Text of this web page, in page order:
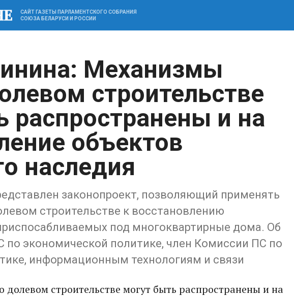
САЙТ ГАЗЕТЫ ПАРЛАМЕНТСКОГО СОБРАНИЯ
СОЮЗА БЕЛАРУСИ И РОССИИ
Механизмы
строительстве
распространены и на
объектов
наследия
законопроект, позволяющий применять
строительстве к восстановлению
под многоквартирные дома. Об
по экономической политике, член Комиссии ПС по
информационным технологиям и связи
долевом строительстве могут быть распространены и на